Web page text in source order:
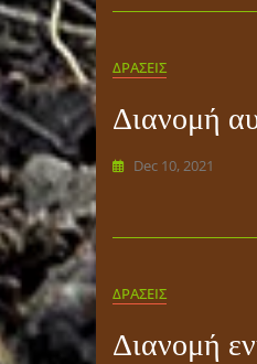
ΔΡΑΣΕΙΣ
Διανομή
Dec 10, 2021
ΔΡΑΣΕΙΣ
Διανομή